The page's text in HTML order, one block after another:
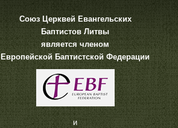
Союз Церквей Евангельских
Баптистов Литвы
является членом
Европейской Баптистской Федерации
и